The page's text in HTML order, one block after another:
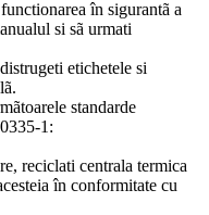
în sigurantã a
si sã urmati
etichetele si
standarde
1:
reciclati centrala termica
în conformitate cu